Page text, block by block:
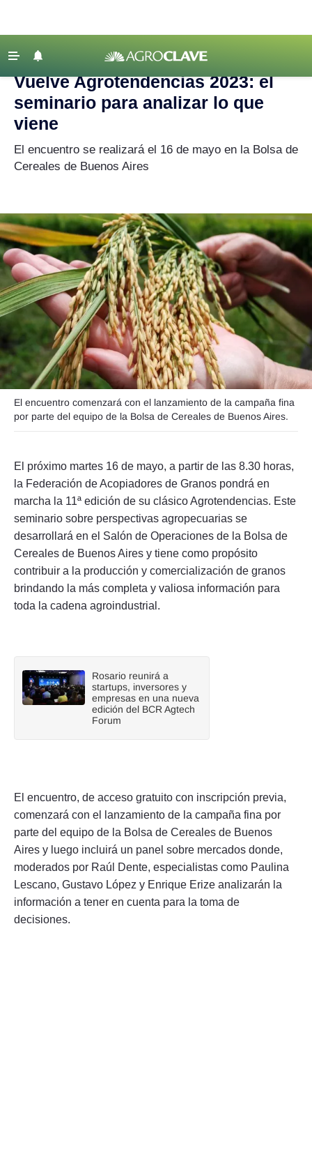
Agricultura
Ganadería
Lechería
Tecnología
Agenda
Regionales
Clima
Agronegocios
Mercados
Seguinos
‹ VOLVER
Agroclave Agenda | Agrotendencias
Vuelve Agrotendencias 2023: el
seminario para analizar lo que
viene
El encuentro se realizará el 16 de mayo en la Bolsa de
Cereales de Buenos Aires
El encuentro comenzará con el lanzamiento de la campaña fina
por parte del equipo de la Bolsa de Cereales de Buenos Aires.
El próximo martes 16 de mayo, a partir de las 8.30 horas,
la Federación de Acopiadores de Granos pondrá en
marcha la 11ª edición de su clásico Agrotendencias. Este
seminario sobre perspectivas agropecuarias se
desarrollará en el Salón de Operaciones de la Bolsa de
Cereales de Buenos Aires y tiene como propósito
contribuir a la producción y comercialización de granos
brindando la más completa y valiosa información para
toda la cadena agroindustrial.
Rosario reunirá a
startups, inversores y
empresas en una nueva
edición del BCR Agtech
Forum
El encuentro, de acceso gratuito con inscripción previa,
comenzará con el lanzamiento de la campaña fina por
parte del equipo de la Bolsa de Cereales de Buenos
Aires y luego incluirá un panel sobre mercados donde,
moderados por Raúl Dente, especialistas como Paulina
Lescano, Gustavo López y Enrique Erize analizarán la
información a tener en cuenta para la toma de
decisiones.